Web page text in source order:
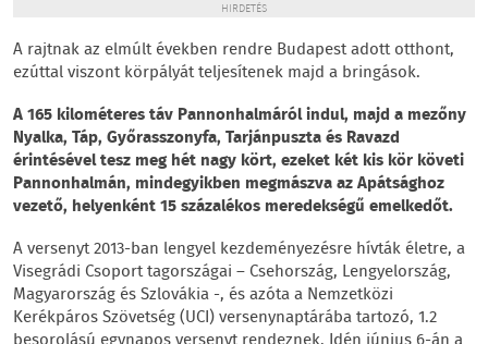
HIRDETÉS
A rajtnak az elmúlt években rendre Budapest adott otthont,
ezúttal viszont körpályát teljesítenek majd a bringások.
A 165 kilométeres táv Pannonhalmáról indul, majd a mezőny
Nyalka, Táp, Győrasszonyfa, Tarjánpuszta és Ravazd
érintésével tesz meg hét nagy kört, ezeket két kis kör követi
Pannonhalmán, mindegyikben megmászva az Apátsághoz
vezető, helyenként 15 százalékos meredekségű emelkedőt.
A versenyt 2013-ban lengyel kezdeményezésre hívták életre, a
Visegrádi Csoport tagországai – Csehország, Lengyelország,
Magyarország és Szlovákia -, és azóta a Nemzetközi
Kerékpáros Szövetség (UCI) versenynaptárába tartozó, 1.2